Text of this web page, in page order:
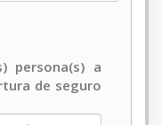
persona(s) a
de seguro